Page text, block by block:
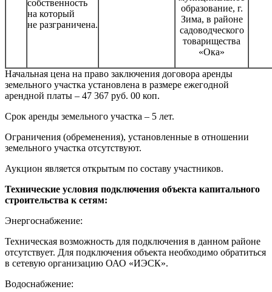
собственность
на который
не разграничена.
образование, г.
Зима, в районе
садоводческого
товарищества
«Ока»
Начальная цена на право заключения договора аренды
земельного участка установлена в размере ежегодной
арендной платы – 47 367 руб. 00 коп.
Срок аренды земельного участка – 5 лет.
Ограничения (обременения), установленные в отношении
земельного участка отсутствуют.
Аукцион является открытым по составу участников.
Технические условия подключения объекта капитального
строительства к сетям:
Энергоснабжение:
Техническая возможность для подключения в данном районе
отсутствует. Для подключения объекта необходимо обратиться
в сетевую организацию ОАО «ИЭСК».
Водоснабжение: